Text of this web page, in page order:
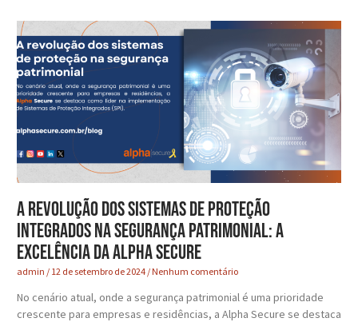
A Revolução dos Sistemas de Proteção
Integrados na Segurança Patrimonial: A
Excelência da Alpha Secure
admin 12 de setembro de 2024 Nenhum comentário
No cenário atual, onde a segurança patrimonial é uma prioridade
crescente para empresas e residências, a Alpha Secure se destaca